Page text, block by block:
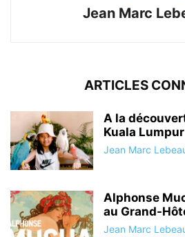
Jean Marc
ARTICLES
A la
Kuala
Jean Marc
Alphonse
au Grand-
Jean Marc